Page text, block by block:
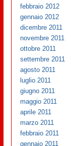
febbraio 2012
gennaio 2012
dicembre 2011
novembre 2011
ottobre 2011
settembre 2011
agosto 2011
luglio 2011
giugno 2011
maggio 2011
aprile 2011
marzo 2011
febbraio 2011
gennaio 2011